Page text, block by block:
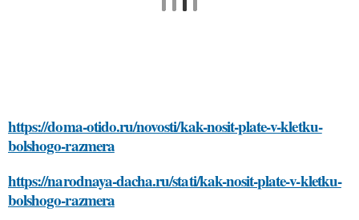
https://doma-otido.ru/novosti/kak-nosit-plate-v-kletku-
bolshogo-razmera
https://narodnaya-dacha.ru/stati/kak-nosit-plate-v-kletku-
bolshogo-razmera